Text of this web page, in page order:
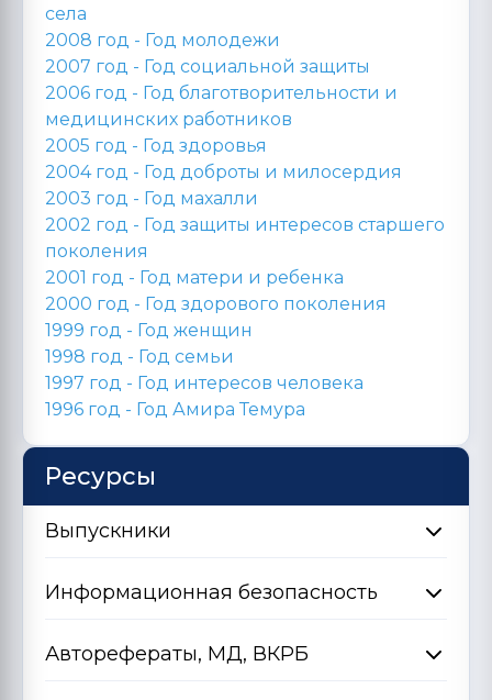
села
2008 год - Год молодежи
2007 год - Год социальной защиты
2006 год - Год благотворительности и
медицинских работников
2005 год - Год здоровья
2004 год - Год доброты и милосердия
2003 год - Год махалли
2002 год - Год защиты интересов старшего
поколения
2001 год - Год матери и ребенка
2000 год - Год здорового поколения
1999 год - Год женщин
1998 год - Год семьи
1997 год - Год интересов человека
1996 год - Год Амира Темура
Ресурсы
Выпускники
Информационная безопасность
Авторефераты, МД, ВКРБ